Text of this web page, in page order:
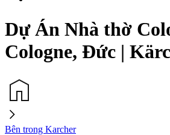
Dự Án Nhà thờ
Cologne, Đức |
Bên trong Karcher